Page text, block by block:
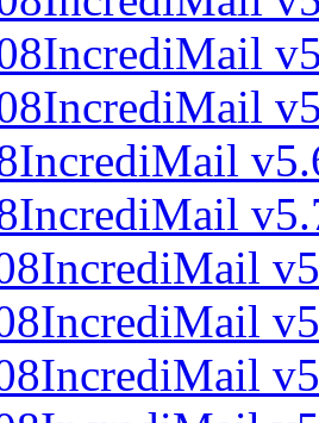
IncrediMail
IncrediMail
IncrediMail
IncrediMail
IncrediMail
IncrediMail
IncrediMail